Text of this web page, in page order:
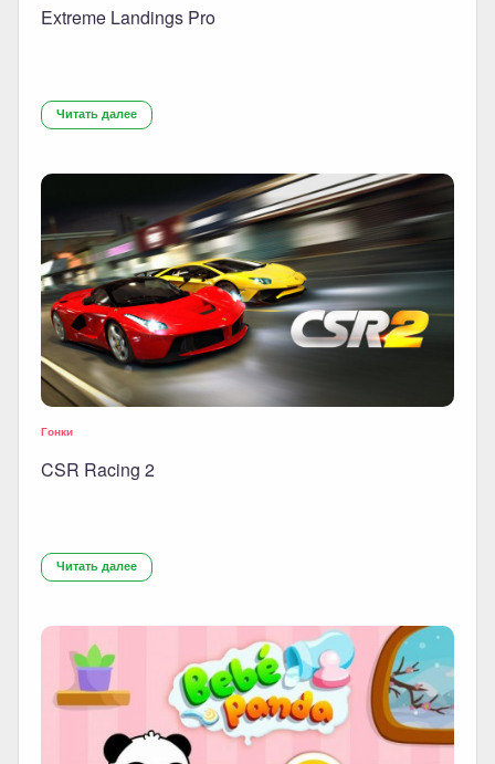
Extreme Landings Pro
Читать далее
Гонки
CSR Racing 2
Читать далее